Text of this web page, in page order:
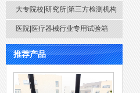
大专院校|研究所|第三方检测机构
医院|医疗器械行业专用试验箱
推荐产品